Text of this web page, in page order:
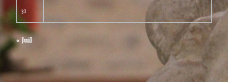
31
« Juil